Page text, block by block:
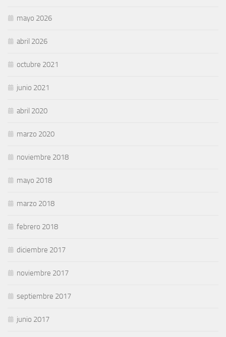
mayo 2026
abril 2026
octubre 2021
junio 2021
abril 2020
marzo 2020
noviembre 2018
mayo 2018
marzo 2018
febrero 2018
diciembre 2017
noviembre 2017
septiembre 2017
junio 2017